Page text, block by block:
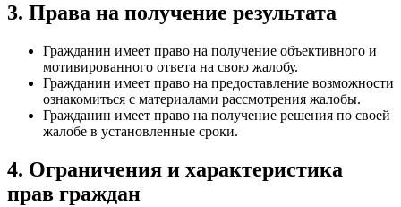
3. Права на получение результата
Гражданин имеет право на получение объективного и
мотивированного ответа на свою жалобу.
Гражданин имеет право на предоставление возможности
ознакомиться с материалами рассмотрения жалобы.
Гражданин имеет право на получение решения по своей
жалобе в установленные сроки.
4. Ограничения и характеристика
прав граждан